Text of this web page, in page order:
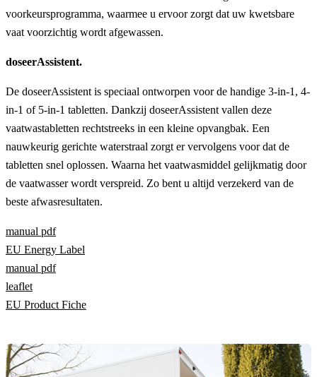
voorkeursprogramma, waarmee u ervoor zorgt dat uw kwetsbare
vaat voorzichtig wordt afgewassen.
doseerAssistent.
De doseerAssistent is speciaal ontworpen voor de handige 3-in-1, 4-
in-1 of 5-in-1 tabletten. Dankzij doseerAssistent vallen deze
vaatwastabletten rechtstreeks in een kleine opvangbak. Een
nauwkeurig gerichte waterstraal zorgt er vervolgens voor dat de
tabletten snel oplossen. Waarna het vaatwasmiddel gelijkmatig door
de vaatwasser wordt verspreid. Zo bent u altijd verzekerd van de
beste afwasresultaten.
manual pdf
EU Energy Label
manual pdf
leaflet
EU Product Fiche